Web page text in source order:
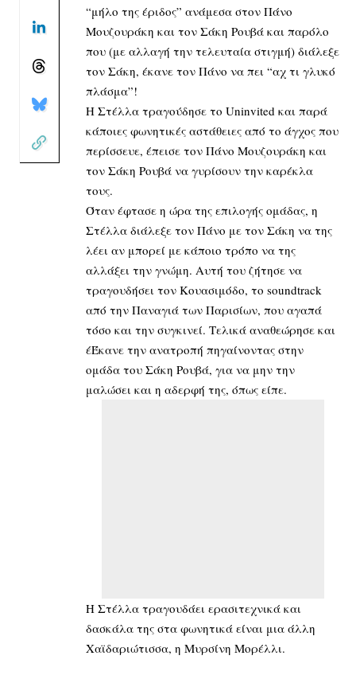
“μήλο της έριδος” ανάμεσα στον Πάνο
Μουζουράκη και τον Σάκη Ρουβά και παρόλο
που (με αλλαγή την τελευταία στιγμή) διάλεξε
τον Σάκη, έκανε τον Πάνο να πει “αχ τι γλυκό
πλάσμα”!
Η Στέλλα τραγούδησε το Uninvited και παρά
κάποιες φωνητικές αστάθειες από το άγχος που
περίσσευε, έπεισε τον Πάνο Μουζουράκη και
τον Σάκη Ρουβά να γυρίσουν την καρέκλα
τους.
Όταν έφτασε η ώρα της επιλογής ομάδας, η
Στέλλα διάλεξε τον Πάνο με τον Σάκη να της
λέει αν μπορεί με κάποιο τρόπο να της
αλλάξει την γνώμη. Αυτή του ζήτησε να
τραγουδήσει τον Κουασιμόδο, το soundtrack
από την Παναγιά των Παρισίων, που αγαπά
τόσο και την συγκινεί. Τελικά αναθεώρησε και
έΈκανε την ανατροπή πηγαίνοντας στην
ομάδα του Σάκη Ρουβά, για να μην την
μαλώσει και η αδερφή της, όπως είπε.
Η Στέλλα τραγουδάει ερασιτεχνικά και
δασκάλα της στα φωνητικά είναι μια άλλη
Χαϊδαριώτισσα, η Μυρσίνη Μορέλλι.